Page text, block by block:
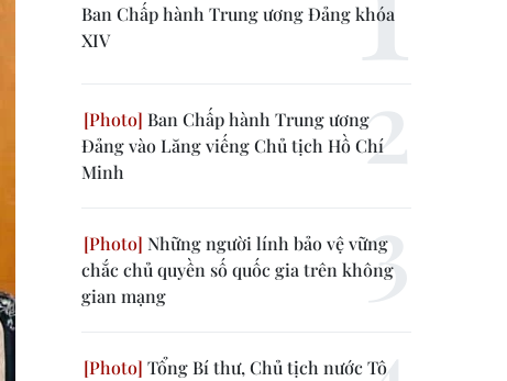
Ban Chấp hành Trung ương Đảng khóa
XIV
Ban Chấp hành Trung ương
Đảng vào Lăng viếng Chủ tịch Hồ Chí
Minh
Những người lính bảo vệ vững
chắc chủ quyền số quốc gia trên không
gian mạng
Tổng Bí thư, Chủ tịch nước Tô